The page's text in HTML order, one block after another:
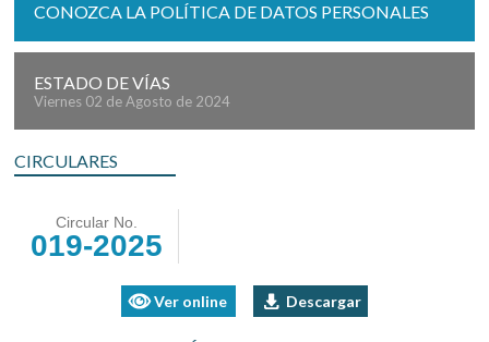
CONOZCA LA POLÍTICA DE DATOS PERSONALES
ESTADO DE VÍAS
Viernes 02 de Agosto de 2024
CIRCULARES
Circular No.
019-2025
Ver online Descargar